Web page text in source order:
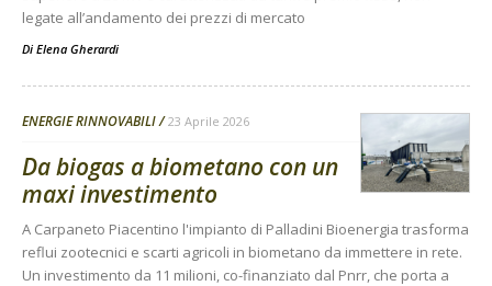
legate all’andamento dei prezzi di mercato
Di Elena Gherardi
ENERGIE RINNOVABILI 23 Aprile 2026
Da biogas a biometano con un
maxi investimento
A Carpaneto Piacentino l'impianto di Palladini Bioenergia trasforma
reflui zootecnici e scarti agricoli in biometano da immettere in rete.
Un investimento da 11 milioni, co-finanziato dal Pnrr, che porta a